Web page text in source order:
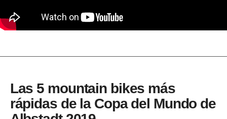
Las 5 mountain bikes más
rápidas de la Copa del Mundo de